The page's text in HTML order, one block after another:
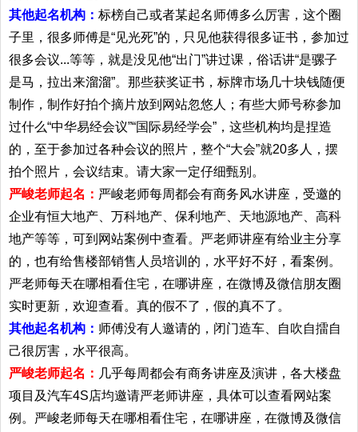
其他起名机构： 标榜自己或者某起名师傅多么厉害，这个圈
子里，很多师傅是“见光死”的，只见他获得很多证书，参加过
很多会议...等等，就是没见他“出门”讲过课，俗话讲“是骡子
是马，拉出来溜溜”。那些获奖证书，标牌市场几十块钱随便
制作，制作好拍个摘片放到网站忽悠人；有些大师号称参加
过什么“中华易经会议”“国际易经学会”，这些机构均是捏造
的，至于参加过各种会议的照片，整个“大会”就20多人，摆
拍个照片，会议结束。请大家一定仔细甄别。
严峻老师起名： 严峻老师每周都会有商务风水讲座，受邀的
企业有恒大地产、万科地产、保利地产、天地源地产、高科
地产等等，可到网站案例中查看。严老师讲座有给业主分享
的，也有给售楼部销售人员培训的，水平好不好，看案例。
严老师每天在哪相看住宅，在哪讲座，在微博及微信朋友圈
实时更新，欢迎查看。真的假不了，假的真不了。
其他起名机构： 师傅没有人邀请的，闭门造车、自吹自擂自
己很厉害，水平很高。
严峻老师起名： 几乎每周都会有商务讲座及演讲，各大楼盘
项目及汽车4S店均邀请严老师讲座，具体可以查看网站案
例。严峻老师每天在哪相看住宅，在哪讲座，在微博及微信